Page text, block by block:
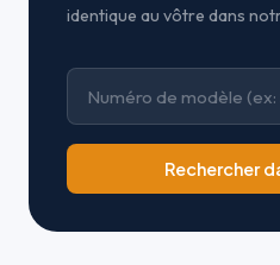
identique au vôtre dans
Rechercher